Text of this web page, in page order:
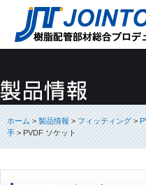
ホーム>製品情報>フィッティング>
手>PVDF ソケット